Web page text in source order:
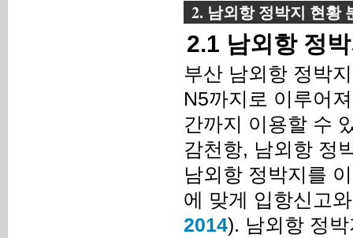
2. 남외항 정박지 현황
2.1 남외항 정
부산 남외항 정박
N5까지로 이루어
간까지 이용할 수
감천항, 남외항 정
남외항 정박지를
에 맞게 입항신고
2014). 남외항 정